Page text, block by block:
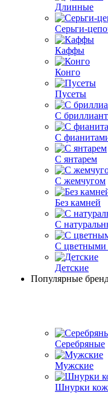
Длинные
Серьги-
Каффы
Конго
Пусеты
С
С
С янтарем
С жемчугом
Без камней
С
С цветными
Детские
Популярные
Серебряные
Мужские
Шнурки